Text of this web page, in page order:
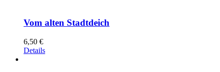
Vom alten Stadtdeich
6,50 €
Details